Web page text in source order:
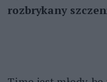
rozbrykany